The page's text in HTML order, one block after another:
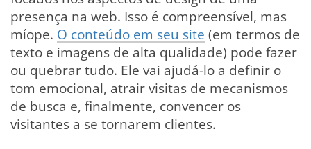
presença na web. Isso é compreensível, mas
míope. O conteúdo em seu site (em termos de
texto e imagens de alta qualidade) pode fazer
ou quebrar tudo. Ele vai ajudá-lo a definir o
tom emocional, atrair visitas de mecanismos
de busca e, finalmente, convencer os
visitantes a se tornarem clientes.